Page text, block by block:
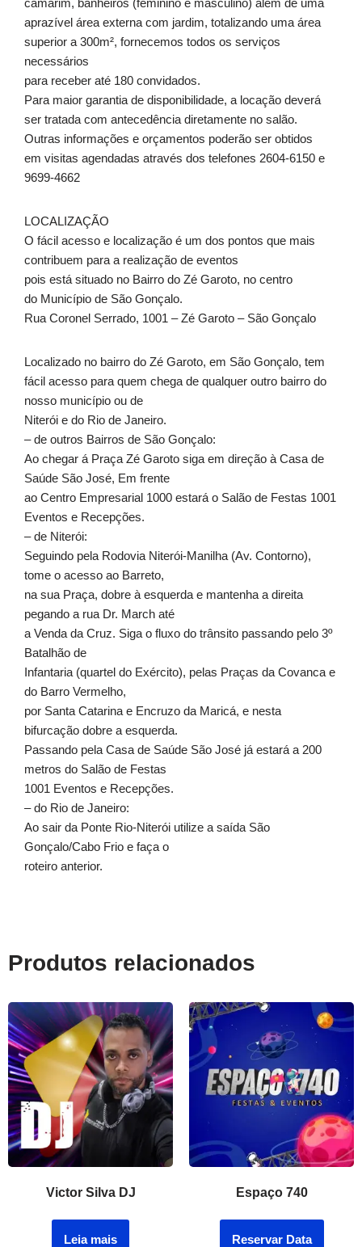
aprazível área externa com jardim, totalizando uma área
superior a 300m², fornecemos todos os serviços
necessários
para receber até 180 convidados.
Para maior garantia de disponibilidade, a locação deverá
ser tratada com antecedência diretamente no salão.
Outras informações e orçamentos poderão ser obtidos
em visitas agendadas através dos telefones 2604-6150 e
9699-4662
LOCALIZAÇÃO
O fácil acesso e localização é um dos pontos que mais
contribuem para a realização de eventos
pois está situado no Bairro do Zé Garoto, no centro
do Município de São Gonçalo.
Rua Coronel Serrado, 1001 – Zé Garoto – São Gonçalo
Localizado no bairro do Zé Garoto, em São Gonçalo, tem
fácil acesso para quem chega de qualquer outro bairro do
nosso município ou de
Niterói e do Rio de Janeiro.
– de outros Bairros de São Gonçalo:
Ao chegar á Praça Zé Garoto siga em direção à Casa de
Saúde São José, Em frente
ao Centro Empresarial 1000 estará o Salão de Festas 1001
Eventos e Recepções.
– de Niterói:
Seguindo pela Rodovia Niterói-Manilha (Av. Contorno),
tome o acesso ao Barreto,
na sua Praça, dobre à esquerda e mantenha a direita
pegando a rua Dr. March até
a Venda da Cruz. Siga o fluxo do trânsito passando pelo 3º
Batalhão de
Infantaria (quartel do Exército), pelas Praças da Covanca e
do Barro Vermelho,
por Santa Catarina e Encruzo da Maricá, e nesta
bifurcação dobre a esquerda.
Passando pela Casa de Saúde São José já estará a 200
metros do Salão de Festas
1001 Eventos e Recepções.
– do Rio de Janeiro:
Ao sair da Ponte Rio-Niterói utilize a saída São
Gonçalo/Cabo Frio e faça o
roteiro anterior.
Produtos relacionados
Victor Silva DJ
Leia mais
Espaço 740
Reservar Data